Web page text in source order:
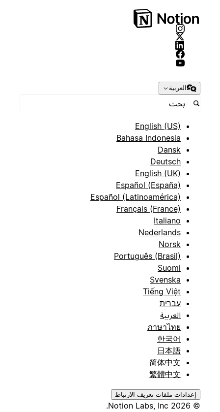
العربية
English (US)
Bahasa Indonesia
Dansk
Deutsch
English (UK)
Español (España)
Español (Latinoamérica)
Français (France)
Italiano
Nederlands
Norsk
Português (Brasil)
Suomi
Svenska
Tiếng Việt
עברית
العربية
ภาษาไทย
한국어
日本語
简体中文
繁體中文
إعدادات ملفات تعريف الارتباط